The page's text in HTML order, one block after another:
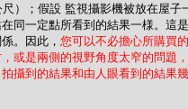
）；假設 監視攝影機被放在屋子
同一定點所看到的結果一様。這是
。因此， 您可以不必擔心所購買的
或是兩側的視野角度太窄的問題，
攝到的結果和由人眼看到的結果幾